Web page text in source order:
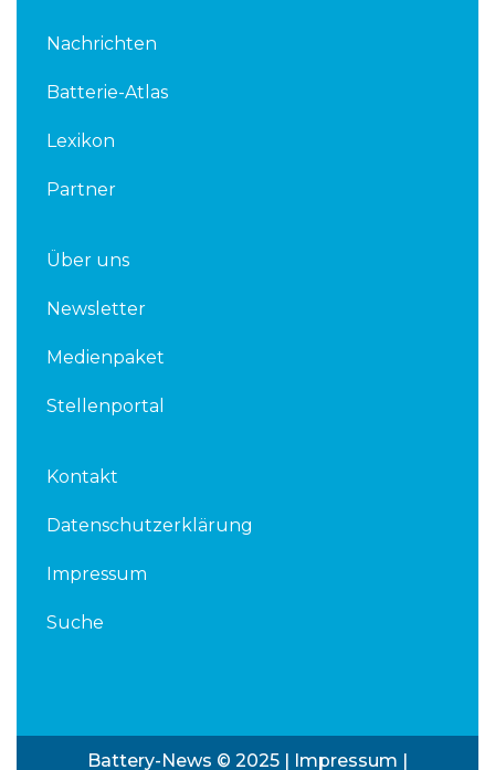
Nachrichten
Batterie-Atlas
Lexikon
Partner
Über uns
Newsletter
Medienpaket
Stellenportal
Kontakt
Datenschutzerklärung
Impressum
Suche
Battery-News © 2025 | Impressum |